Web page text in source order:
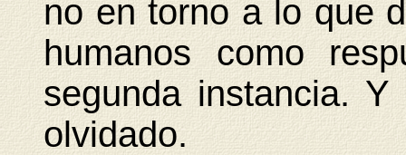
no en torno a lo que
humanos como
segunda instancia.
olvidado.